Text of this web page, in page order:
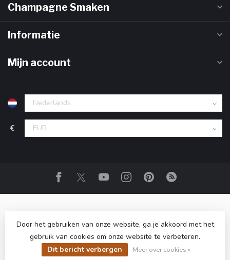
Champagne Smaken
Informatie
Mijn account
€
© Copyright 2026 Club Champagne- Powered byLightspeed
Lightspeed designby Dyvelopment
Door het gebruiken van onze website, ga je akkoord met het
gebruik van cookies om onze website te verbeteren.
Dit bericht verbergen
Meer over cookies »